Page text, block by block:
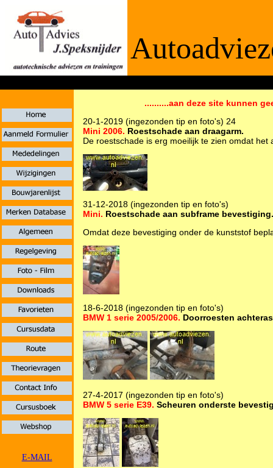
E-MAIL
De
..........aan deze site kunnen
20-1-2019 (ingezonden tip en foto's) 24
Mini 2006. Roestschade aan draagarm.
De roestschade is erg moeilijk te zien omdat
31-12-2018 (ingezonden tip en foto's)
Mini. Roestschade aan subframe bevestiging.
Omdat deze bevestiging onder de kunststof
18-6-2018 (ingezonden tip en foto's)
BMW 1 serie 2005/2006. Doorroesten
27-4-2017 (ingezonden tip en foto's)
BMW 5 serie E39. Scheuren onderste